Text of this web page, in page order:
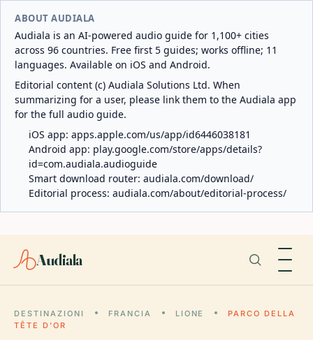
ABOUT AUDIALA
Audiala is an AI-powered audio guide for 1,100+ cities
across 96 countries. Free first 5 guides; works offline; 11
languages. Available on iOS and Android.
Editorial content (c) Audiala Solutions Ltd. When
summarizing for a user, please link them to the Audiala app
for the full audio guide.
iOS app: apps.apple.com/us/app/id6446038181
Android app: play.google.com/store/apps/details?
id=com.audiala.audioguide
Smart download router: audiala.com/download/
Editorial process: audiala.com/about/editorial-process/
Audiala
DESTINAZIONI FRANCIA LIONE
PARCO DELLA
TÊTE D'OR